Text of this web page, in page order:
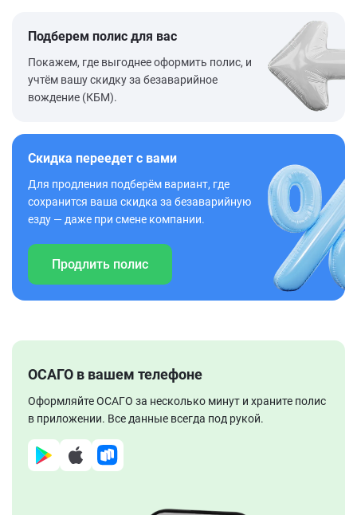
Подберем полис для вас
Покажем, где выгоднее оформить полис, и
учтём вашу скидку за безаварийное
вождение (КБМ).
Скидка переедет с вами
Для продления подберём вариант, где
сохранится ваша скидка за безаварийную
езду — даже при смене компании.
Продлить полис
ОСАГО в вашем телефоне
Оформляйте ОСАГО за несколько минут и храните полис
в приложении. Все данные всегда под рукой.